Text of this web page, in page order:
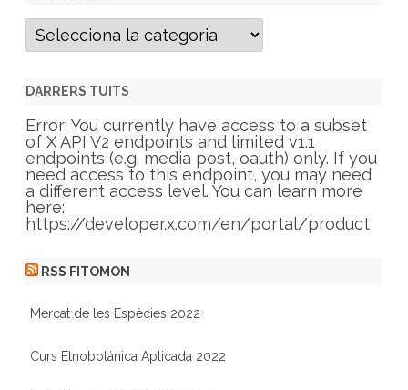
C
t
g
r
i
e
s
DARRERS TUITS
Error: You currently have access to a subset
of X API V2 endpoints and limited v1.1
endpoints (e.g. media post, oauth) only. If you
need access to this endpoint, you may need
a different access level. You can learn more
here:
https://developer.x.com/en/portal/product
RSS FITOMON
Mercat de les Espècies 2022
Curs Etnobotánica Aplicada 2022